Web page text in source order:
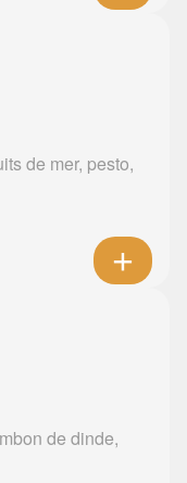
de mer, pesto,
de dinde,